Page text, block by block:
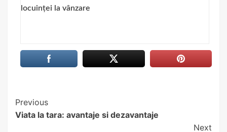
locuinței la vânzare
Continue
Reading
Previous
Viata la tara: avantaje si dezavantaje
Next